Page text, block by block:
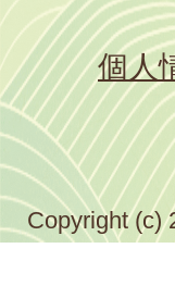
個人
Copyright (c)